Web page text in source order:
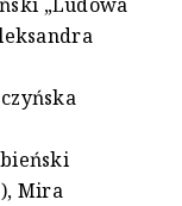
Mira